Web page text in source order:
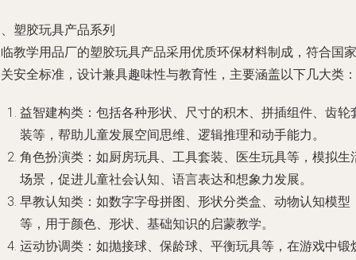
塑胶玩具产品系列
教学用品厂的塑胶玩具产品采用优质环保材料制成，符合国家
安全标准，设计兼具趣味性与教育性，主要涵盖以下几大类：
益智建构类 ：包括各种形状、尺寸的积木、拼插组件、齿轮
装等，帮助儿童发展空间思维、逻辑推理和动手能力。
角色扮演类 ：如厨房玩具、工具套装、医生玩具等，模拟生
场景，促进儿童社会认知、语言表达和想象力发展。
早教认知类 ：如数字字母拼图、形状分类盒、动物认知模型
等，用于颜色、形状、基础知识的启蒙教学。
运动协调类 ：如抛接球、保龄球、平衡玩具等，在游戏中锻